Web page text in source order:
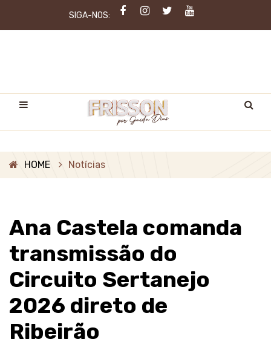
SIGA-NOS:
HOME Notícias
Ana Castela comanda
transmissão do
Circuito Sertanejo
2026 direto de
Ribeirão